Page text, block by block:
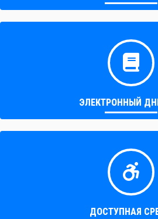
ЭЛЕКТРОННЫЙ
ДОСТУПНАЯ